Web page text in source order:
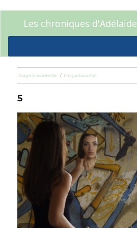
Les chroniques d'Adélaïde
Image précédente Image suivante
5